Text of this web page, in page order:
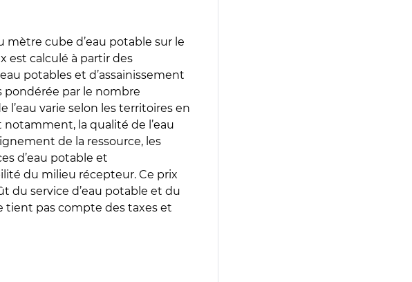
cube d’eau potable sur le
est calculé à partir des
potables et d’assainissement
pondérée par le nombre
l’eau varie selon les territoires en
la qualité de l’eau
de la ressource, les
d’eau potable et
du milieu récepteur. Ce prix
du service d’eau potable et du
tient pas compte des taxes et